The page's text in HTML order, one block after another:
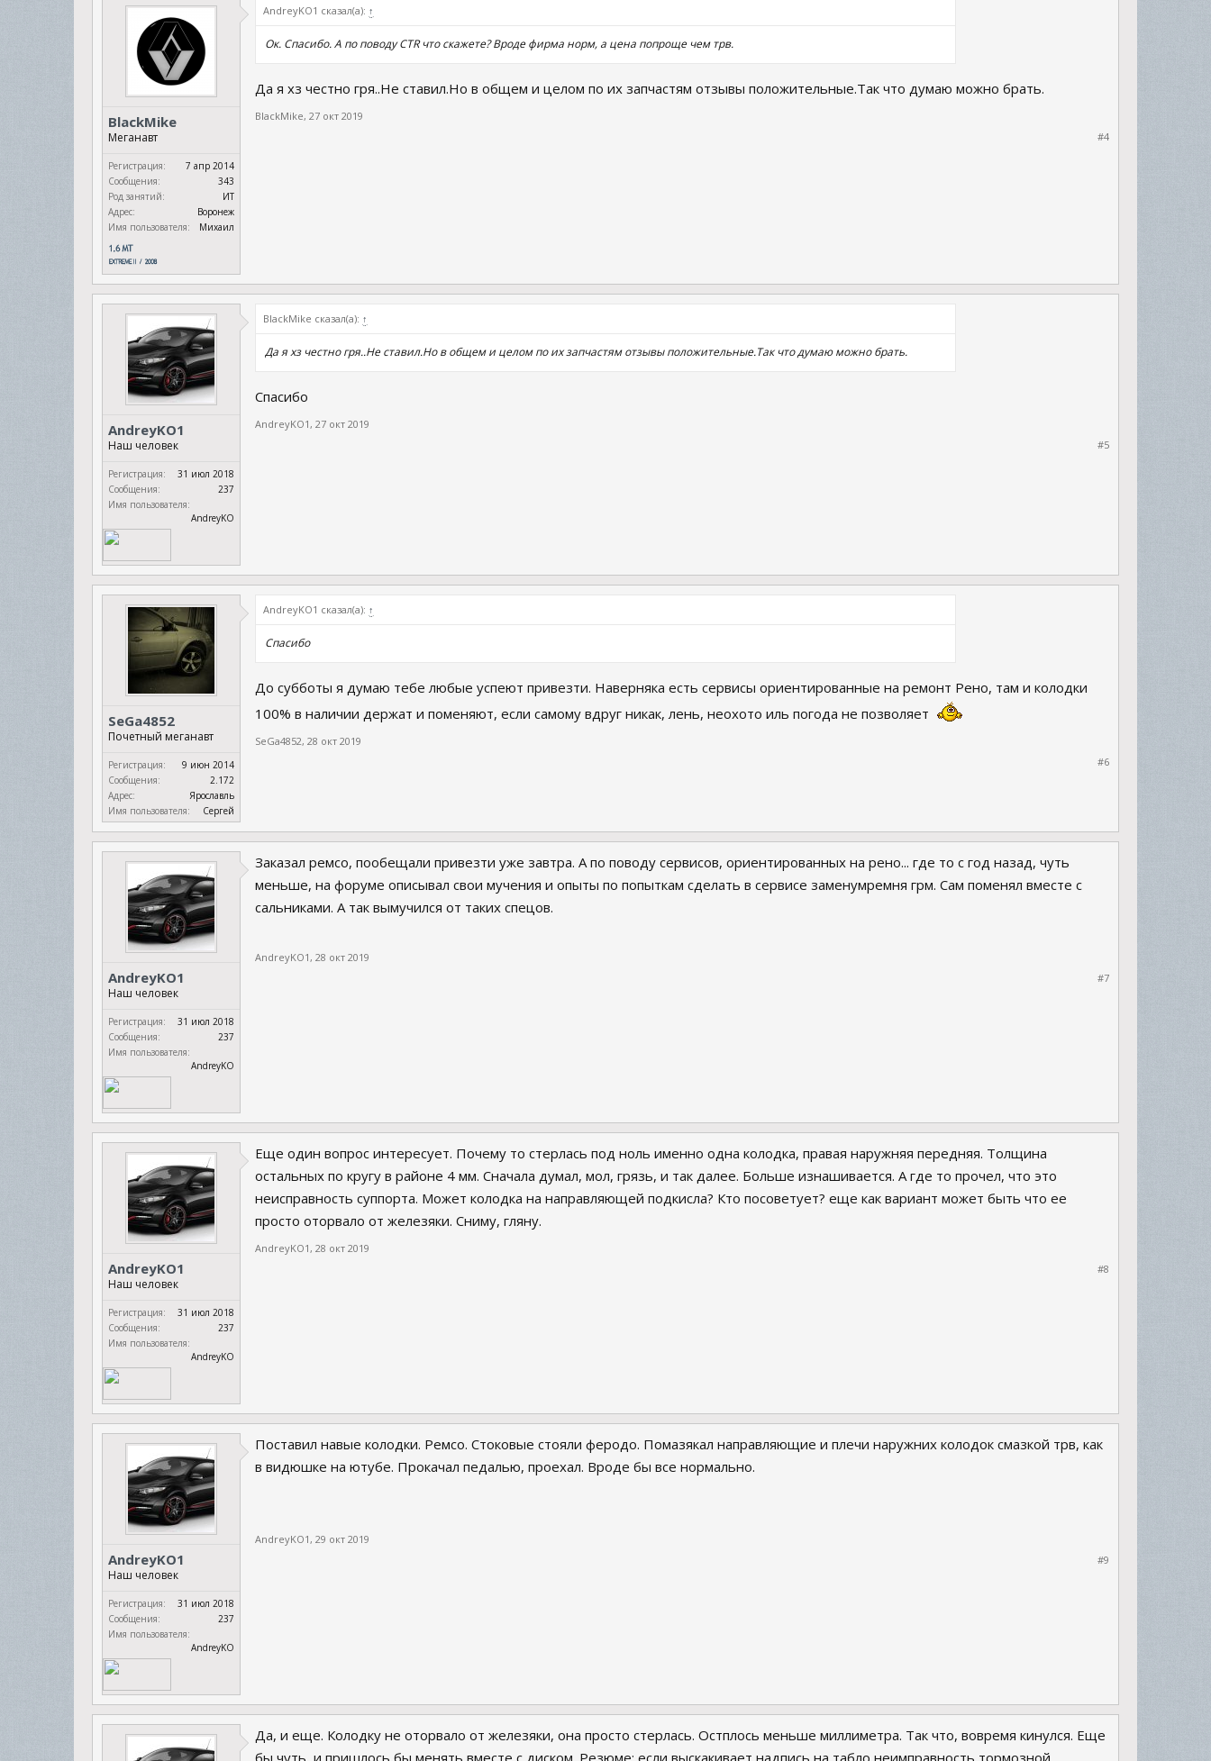
BlackMike
Меганавт
Регистрация:
7 апр 2014
Сообщения:
343
Род занятий:
ИТ
Адрес:
Воронеж
Имя пользователя:
Михаил
AndreyKO1 сказал(а): ↑
Ок. Спасибо. А по поводу CTR что скажете? Вроде фирма норм, а цена попроще чем трв.
Да я хз честно гря..Не ставил.Но в общем и целом по их запчастям отзывы положительные.Так что думаю можно брать.
BlackMike, 27 окт 2019
#4
AndreyKO1
Наш человек
Регистрация:
31 июл 2018
Сообщения:
237
Имя пользователя:
AndreyKO
BlackMike сказал(а): ↑
Да я хз честно гря..Не ставил.Но в общем и целом по их запчастям отзывы положительные.Так что думаю можно брать.
Спасибо
AndreyKO1, 27 окт 2019
#5
SeGa4852
Почетный меганавт
Регистрация:
9 июн 2014
Сообщения:
2.172
Адрес:
Ярославль
Имя пользователя:
Сергей
AndreyKO1 сказал(а): ↑
Спасибо
До субботы я думаю тебе любые успеют привезти. Наверняка есть сервисы ориентированные на ремонт Рено, там и колодки
100% в наличии держат и поменяют, если самому вдруг никак, лень, неохото иль погода не позволяет
SeGa4852, 28 окт 2019
#6
AndreyKO1
Наш человек
Регистрация:
31 июл 2018
Сообщения:
237
Имя пользователя:
AndreyKO
Заказал ремсо, пообещали привезти уже завтра. А по поводу сервисов, ориентированных на рено... где то с год назад, чуть
меньше, на форуме описывал свои мучения и опыты по попыткам сделать в сервисе заменумремня грм. Сам поменял вместе с
сальниками. А так вымучился от таких спецов.
AndreyKO1, 28 окт 2019
#7
AndreyKO1
Наш человек
Регистрация:
31 июл 2018
Сообщения:
237
Имя пользователя:
AndreyKO
Еще один вопрос интересует. Почему то стерлась под ноль именно одна колодка, правая наружняя передняя. Толщина
остальных по кругу в районе 4 мм. Сначала думал, мол, грязь, и так далее. Больше изнашивается. А где то прочел, что это
неисправность суппорта. Может колодка на направляющей подкисла? Кто посоветует? еще как вариант может быть что ее
просто оторвало от железяки. Сниму, гляну.
AndreyKO1, 28 окт 2019
#8
AndreyKO1
Наш человек
Регистрация:
31 июл 2018
Сообщения:
237
Имя пользователя:
AndreyKO
Поставил навые колодки. Ремсо. Стоковые стояли феродо. Помазякал направляющие и плечи наружних колодок смазкой трв, как
в видюшке на ютубе. Прокачал педалью, проехал. Вроде бы все нормально.
AndreyKO1, 29 окт 2019
#9
Да, и еще. Колодку не оторвало от железяки, она просто стерлась. Остплось меньше миллиметра. Так что, вовремя кинулся. Еще
бы чуть, и пришлось бы менять вместе с диском. Резюме: если выскакивает надпись на табло неимправность тормозной